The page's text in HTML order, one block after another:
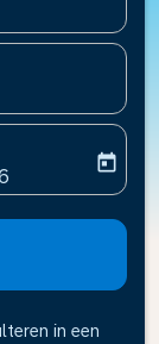
return-date-
today
in een